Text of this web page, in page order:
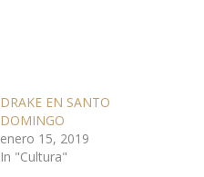
DRAKE EN SANTO
DOMINGO
enero 15, 2019
In "Cultura"